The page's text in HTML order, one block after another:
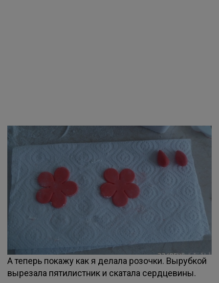
А теперь покажу как я делала розочки. Вырубкой
вырезала пятилистник и скатала сердцевины.